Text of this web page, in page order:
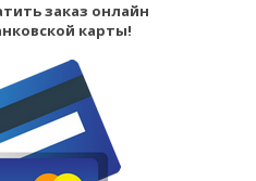
заказ онлайн
карты!